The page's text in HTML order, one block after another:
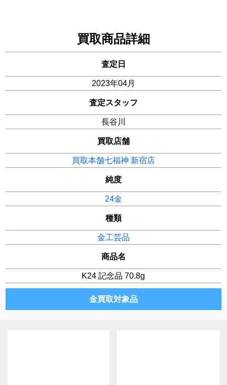
買取商品詳細
査定日
2023年04月
査定スタッフ
長谷川
買取店舗
買取本舗七福神 新宿店
純度
24金
種類
金工芸品
商品名
K24 記念品 70.8g
金買取対象品